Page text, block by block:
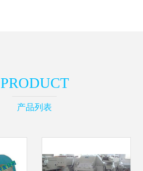
PRODUCT
产品列表